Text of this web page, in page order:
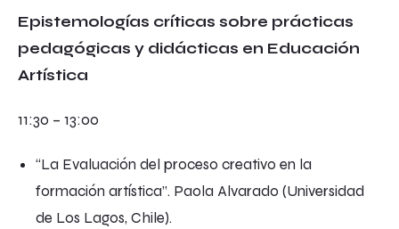
Epistemologías críticas sobre prácticas
pedagógicas y didácticas en Educación
Artística
11:30 – 13:00
“La Evaluación del proceso creativo en la
formación artística”. Paola Alvarado (Universidad
de Los Lagos, Chile).